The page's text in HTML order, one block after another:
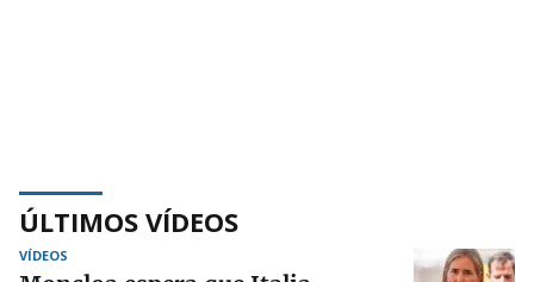
ÚLTIMOS VÍDEOS
VÍDEOS